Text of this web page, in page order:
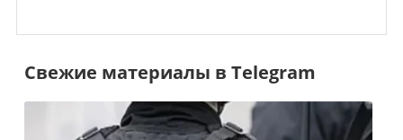
Свежие материалы в Telegram